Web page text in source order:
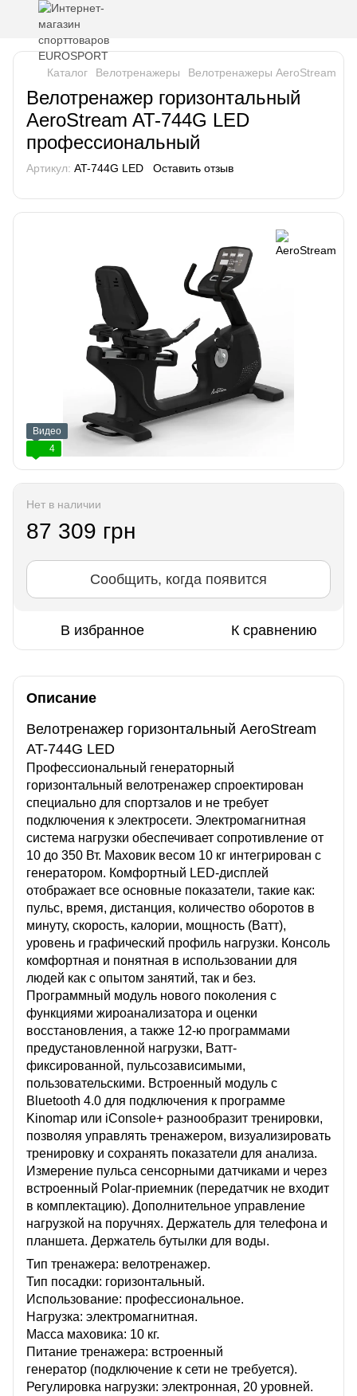
Каталог Велотренажеры Велотренажеры AeroStream
Велотренажер горизонтальный
AeroStream AT-744G LED
профессиональный
Артикул: AT-744G LED Оставить отзыв
Видео
4
Нет в наличии
87 309 грн
Сообщить, когда появится
В избранное К сравнению
Описание
Велотренажер горизонтальный AeroStream
AT-744G LED
Профессиональный генераторный
горизонтальный велотренажер спроектирован
специально для спортзалов и не требует
подключения к электросети. Электромагнитная
система нагрузки обеспечивает сопротивление от
10 до 350 Вт. Маховик весом 10 кг интегрирован с
генератором. Комфортный LED-дисплей
отображает все основные показатели, такие как:
пульс, время, дистанция, количество оборотов в
минуту, скорость, калории, мощность (Ватт),
уровень и графический профиль нагрузки. Консоль
комфортная и понятная в использовании для
людей как с опытом занятий, так и без.
Программный модуль нового поколения с
функциями жироанализатора и оценки
восстановления, а также 12-ю программами
предустановленной нагрузки, Ватт-
фиксированной, пульсозависимыми,
пользовательскими. Встроенный модуль с
Bluetooth 4.0 для подключения к программе
Kinomap или iConsole+ разнообразит тренировки,
позволяя управлять тренажером, визуализировать
тренировку и сохранять показатели для анализа.
Измерение пульса сенсорными датчиками и через
встроенный Polar-приемник (передатчик не входит
в комплектацию). Дополнительное управление
нагрузкой на поручнях. Держатель для телефона и
планшета. Держатель бутылки для воды.
Тип тренажера: велотренажер.
Тип посадки: горизонтальный.
Использование: профессиональное.
Нагрузка: электромагнитная.
Масса маховика: 10 кг.
Питание тренажера: встроенный
генератор (подключение к сети не требуется).
Регулировка нагрузки: электронная, 20 уровней.